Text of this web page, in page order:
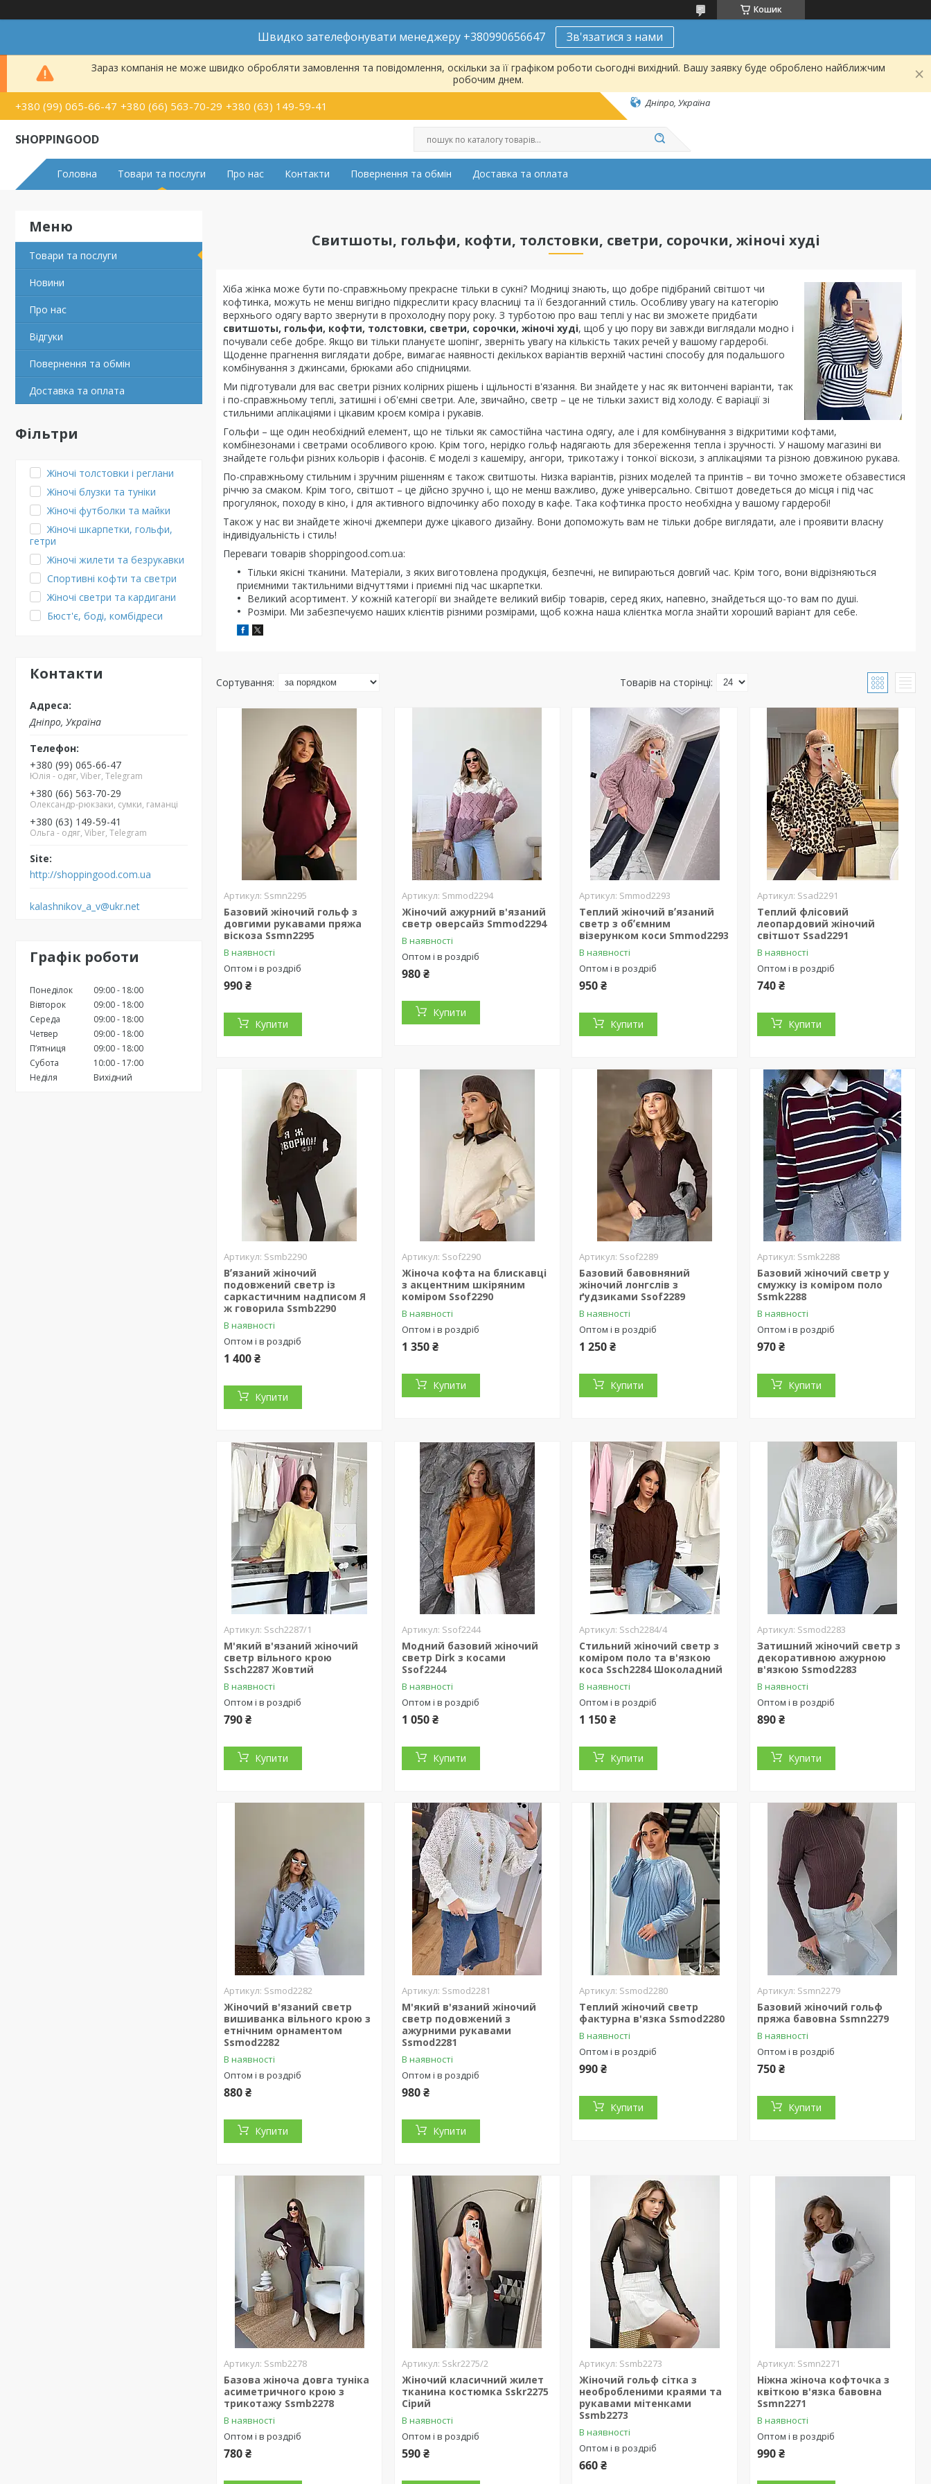
Кошик
Швидко зателефонувати менеджеру +380990656647 Зв'язатися з нами
Зараз компанія не може швидко обробляти замовлення та повідомлення, оскільки за її графіком роботи сьогодні вихідний. Вашу заявку буде оброблено найближчим
робочим днем.
+380 (99) 065-66-47 +380 (66) 563-70-29 +380 (63) 149-59-41 Дніпро, Україна
SHOPPINGOOD
Головна Товари та послуги Про нас Контакти Повернення та обмін Доставка та оплата
Товари та послуги
Новини
Про нас
Відгуки
Повернення та обмін
Доставка та оплата
Фільтри
Жіночі толстовки і реглани
Жіночі блузки та туніки
Жіночі футболки та майки
Жіночі шкарпетки, гольфи,
гетри
Жіночі жилети та безрукавки
Спортивні кофти та светри
Жіночі светри та кардигани
Бюст'є, боді, комбідреси
Контакти
Дніпро, Україна
+380 (99) 065-66-47
Юлія - одяг, Viber, Telegram
+380 (66) 563-70-29
Олександр-рюкзаки, сумки, гаманці
+380 (63) 149-59-41
Ольга - одяг, Viber, Telegram
http://shoppingood.com.ua
kalashnikov_a_v@ukr.net
Графік роботи
Понеділок 09:00
18:00
Вівторок
09:00
18:00
Середа
09:00
18:00
Четвер
09:00
18:00
Пʼятниця
09:00
18:00
Субота
10:00
17:00
Неділя
Вихідний
Свитшоты, гольфи, кофти, толстовки, светри, сорочки, жіночі худі
Хіба жінка може бути по-справжньому прекрасне тільки в сукні? Модниці знають, що добре підібраний світшот чи
кофтинка, можуть не менш вигідно підкреслити красу власниці та її бездоганний стиль. Особливу увагу на категорію
верхнього одягу варто звернути в прохолодну пору року. З турботою про ваш теплі у нас ви зможете придбати
свитшоты, гольфи, кофти, толстовки, светри, сорочки, жіночі худі, щоб у цю пору ви завжди виглядали модно і
почували себе добре. Якщо ви тільки плануєте шопінг, зверніть увагу на кількість таких речей у вашому гардеробі.
Щоденне прагнення виглядати добре, вимагає наявності декількох варіантів верхній частині способу для подальшого
комбінування з джинсами, брюками або спідницями.
Ми підготували для вас светри різних колірних рішень і щільності в'язання. Ви знайдете у нас як витончені варіанти, так
і по-справжньому теплі, затишні і об'ємні светри. Але, звичайно, светр – це не тільки захист від холоду. Є варіації зі
стильними аплікаціями і цікавим кроєм коміра і рукавів.
Гольфи – ще один необхідний елемент, що не тільки як самостійна частина одягу, але і для комбінування з відкритими кофтами,
комбінезонами і светрами особливого крою. Крім того, нерідко гольф надягають для збереження тепла і зручності. У нашому магазині ви
знайдете гольфи різних кольорів і фасонів. Є моделі з кашеміру, ангори, трикотажу і тонкої віскози, з аплікаціями та різною довжиною рукава.
По-справжньому стильним і зручним рішенням є також свитшоты. Низка варіантів, різних моделей та принтів – ви точно зможете обзавестися
річчю за смаком. Крім того, світшот – це дійсно зручно і, що не менш важливо, дуже універсально. Світшот доведеться до місця і під час
прогулянок, походу в кіно, і для активного відпочинку або походу в кафе. Така кофтинка просто необхідна у вашому гардеробі!
Також у нас ви знайдете жіночі джемпери дуже цікавого дизайну. Вони допоможуть вам не тільки добре виглядати, але і проявити власну
індивідуальність і стиль!
Переваги товарів shoppingood.com.ua:
Тільки якісні тканини. Матеріали, з яких виготовлена продукція, безпечні, не випираються довгий час. Крім того, вони відрізняються
приємними тактильними відчуттями і приємні під час шкарпетки.
Великий асортимент. У кожній категорії ви знайдете великий вибір товарів, серед яких, напевно, знайдеться що-то вам по душі.
Розміри. Ми забезпечуємо наших клієнтів різними розмірами, щоб кожна наша клієнтка могла знайти хороший варіант для себе.
Ssmn2295
Базовий жіночий гольф з
довгими рукавами пряжа
віскоза Ssmn2295
В наявності
Оптом і в роздріб
990 ₴
Купити
Smmod2294
Жіночий ажурний в'язаний
светр оверсайз Smmod2294
В наявності
Оптом і в роздріб
980 ₴
Купити
Smmod2293
Теплий жіночий вʼязаний
светр з обʼємним
візерунком коси Smmod2293
В наявності
Оптом і в роздріб
950 ₴
Купити
Ssad2291
Теплий флісовий
леопардовий жіночий
світшот Ssad2291
В наявності
Оптом і в роздріб
740 ₴
Купити
Ssmb2290
Вʼязаний жіночий
подовжений светр із
саркастичним надписом Я
ж говорила Ssmb2290
В наявності
Оптом і в роздріб
1 400 ₴
Купити
Ssof2290
Жіноча кофта на блискавці
з акцентним шкіряним
коміром Ssof2290
В наявності
Оптом і в роздріб
1 350 ₴
Купити
Ssof2289
Базовий бавовняний
жіночий лонгслів з
ґудзиками Ssof2289
В наявності
Оптом і в роздріб
1 250 ₴
Купити
Ssmk2288
Базовий жіночий светр у
смужку із коміром поло
Ssmk2288
В наявності
Оптом і в роздріб
970 ₴
Купити
Ssch2287/1
М'який в'язаний жіночий
светр вільного крою
Ssch2287 Жовтий
В наявності
Оптом і в роздріб
790 ₴
Купити
Ssof2244
Модний базовий жіночий
светр Dirk з косами
Ssof2244
В наявності
Оптом і в роздріб
1 050 ₴
Купити
Ssch2284/4
Стильний жіночий светр з
коміром поло та в'язкою
коса Ssch2284 Шоколадний
В наявності
Оптом і в роздріб
1 150 ₴
Купити
Ssmod2283
Затишний жіночий светр з
декоративною ажурною
в'язкою Ssmod2283
В наявності
Оптом і в роздріб
890 ₴
Купити
Ssmod2282
Жіночий в'язаний светр
вишиванка вільного крою з
етнічним орнаментом
Ssmod2282
В наявності
Оптом і в роздріб
880 ₴
Купити
Ssmod2281
М'який в'язаний жіночий
светр подовжений з
ажурними рукавами
Ssmod2281
В наявності
Оптом і в роздріб
980 ₴
Купити
Ssmod2280
Теплий жіночий светр
фактурна в'язка Ssmod2280
В наявності
Оптом і в роздріб
990 ₴
Купити
Ssmn2279
Базовий жіночий гольф
пряжа бавовна Ssmn2279
В наявності
Оптом і в роздріб
750 ₴
Купити
Ssmb2278
Базова жіноча довга туніка
асиметричного крою з
трикотажу Ssmb2278
В наявності
Оптом і в роздріб
780 ₴
Sskr2275/2
Жіночий класичний жилет
тканина костюмка Sskr2275
Сірий
В наявності
Оптом і в роздріб
590 ₴
Ssmb2273
Жіночий гольф сітка з
необробленими краями та
рукавами мітенками
Ssmb2273
В наявності
Оптом і в роздріб
660 ₴
Ssmn2271
Ніжна жіноча кофточка з
квіткою в'язка бавовна
Ssmn2271
В наявності
Оптом і в роздріб
990 ₴